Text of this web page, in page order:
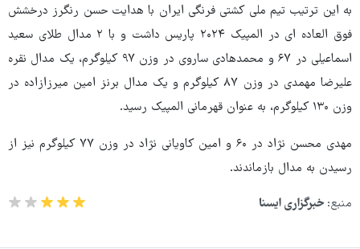
به این ترتیب تیم ملی کشتی فرنگی ایران با هدایت حسن رنگرز درخشش
فوق العاده ای در المپیک ۲۰۲۴ پاریس داشت و با ۲ مدال طلای سعید
اسماعیلی در ۶۷ و محمدهادی ساروی در وزن ۹۷ کیلوگرم، یک مدال نقره
علیرضا مهمدی در وزن ۸۷ کیلوگرم و یک مدال برنز امین میرزازاده در
وزن ۱۳۰ کیلوگرم، به عنوان قهرمانی المپیک رسید.
مهدی محسن نژاد در ۶۰ و امین کاویانی نژاد در وزن ۷۷ کیلوگرم نیز از
رسیدن به مدال بازماندند.
منبع: خبرگزاری ایسنا